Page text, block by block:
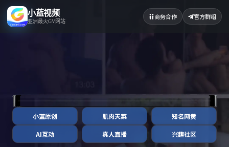
小蓝视频
亚洲最火GV网站
商务合作 官方群组
小蓝原创 肌肉天菜 知名网黄
AI互动 真人直播 兴趣社区